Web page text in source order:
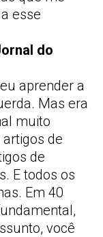
esse
do
aprender a
Mas era
muito
de
de
E todos os
Em 40
você